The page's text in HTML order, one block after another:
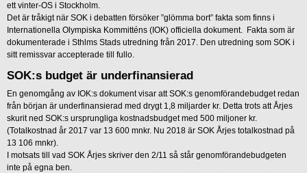
ett vinter-OS i Stockholm.
Det är tråkigt när SOK i debatten försöker ”glömma bort” fakta som finns i
Internationella Olympiska Kommitténs (IOK) officiella dokument. Fakta som är
dokumenterade i Sthlms Stads utredning från 2017. Den utredning som SOK i
sitt remissvar accepterade till fullo.
SOK:s budget är underfinansierad
En genomgång av IOK:s dokument visar att SOK:s genomförandebudget redan
från början är underfinansierad med drygt 1,8 miljarder kr. Detta trots att Årjes
skurit ned SOK:s ursprungliga kostnadsbudget med 500 miljoner kr.
(Totalkostnad år 2017 var 13 600 mnkr. Nu 2018 är SOK Årjes totalkostnad på
13 106 mnkr).
I motsats till vad SOK Årjes skriver den 2/11 så står genomförandebudgeten
inte på egna ben.